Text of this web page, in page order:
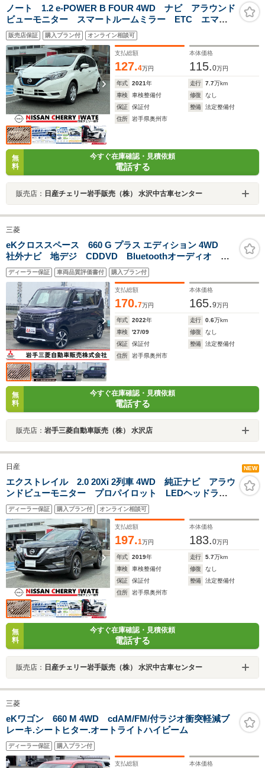
ノート 1.2 e-POWER B FOUR 4WD ナビ アラウンド
ビューモニター スマートルームミラー ETC エマー
ジェンシーブレーキ オートエアコン 切替4WD 1年間
走行距離無制限保証
販売店保証 購入プラン付 オンライン相談可
支払総額
127.4万円
本体価格
115.0万円
年式 2021年 走行 7.7万km
車検
車検整備付 修復
なし
保証
保証付 整備
法定整備付
住所
岩手県奥州市
無
料
今すぐ在庫確認・見積依頼
電話する
販売店： 日産チェリー岩手販売（株） 水沢中古車センター
三菱
eKクロススペース 660 G プラス エディション 4WD
社外ナビ 地デジ CDDVD Bluetoothオーディオ 衝
突被害軽減ブレーキ 横滑り防止 アクセル踏み間違い
防止装置 レーンキープアシスト マルチアラウンドモ
ニター
ディーラー保証 車両品質評価書付 購入プラン付
支払総額
170.7万円
本体価格
165.9万円
年式 2022年 走行 0.6万km
車検
'27/09 修復
なし
保証
保証付 整備
法定整備付
住所
岩手県奥州市
無
料
今すぐ在庫確認・見積依頼
電話する
販売店： 岩手三菱自動車販売（株） 水沢店
日産 NEW
エクストレイル 2.0 20Xi 2列車 4WD 純正ナビ アラウ
ンドビューモニター プロパイロット LEDヘッドライ
ト Bluetooth接続 ブルーレイ再生 ルーフレール 純
正ドライブレコーダー 1年間走行距離無制限保証
ディーラー保証 購入プラン付 オンライン相談可
支払総額
197.1万円
本体価格
183.0万円
年式 2019年 走行 5.7万km
車検
車検整備付 修復
なし
保証
保証付 整備
法定整備付
住所
岩手県奥州市
無
料
今すぐ在庫確認・見積依頼
電話する
販売店： 日産チェリー岩手販売（株） 水沢中古車センター
三菱
eKワゴン 660 M 4WD cdAM/FM/付ラジオ衝突軽減ブ
レーキ.シートヒター.オートライトハイビーム
ディーラー保証 購入プラン付
支払総額 本体価格